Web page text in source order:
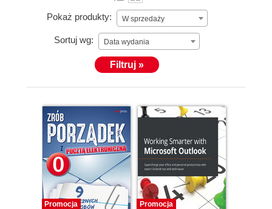
Pokaż produkty: W sprzedaży
Sortuj wg: Data wydania
Filtruj »
Promocja Promocja